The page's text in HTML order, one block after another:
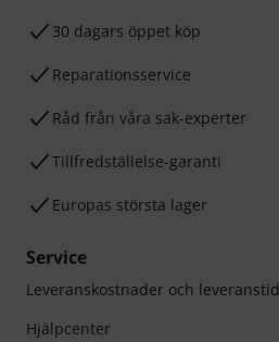
30 dagars öppet köp
Reparationsservice
Råd från våra sak-experter
Tillfredställelse-garanti
Europas största lager
Service
Leveranskostnader och leveranstid
Hjälpcenter